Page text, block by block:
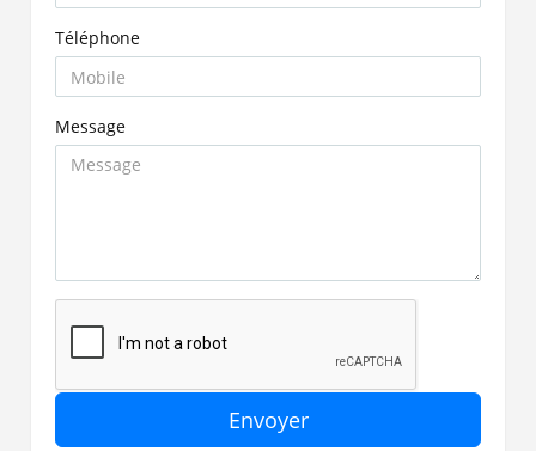
Téléphone
Message
Envoyer